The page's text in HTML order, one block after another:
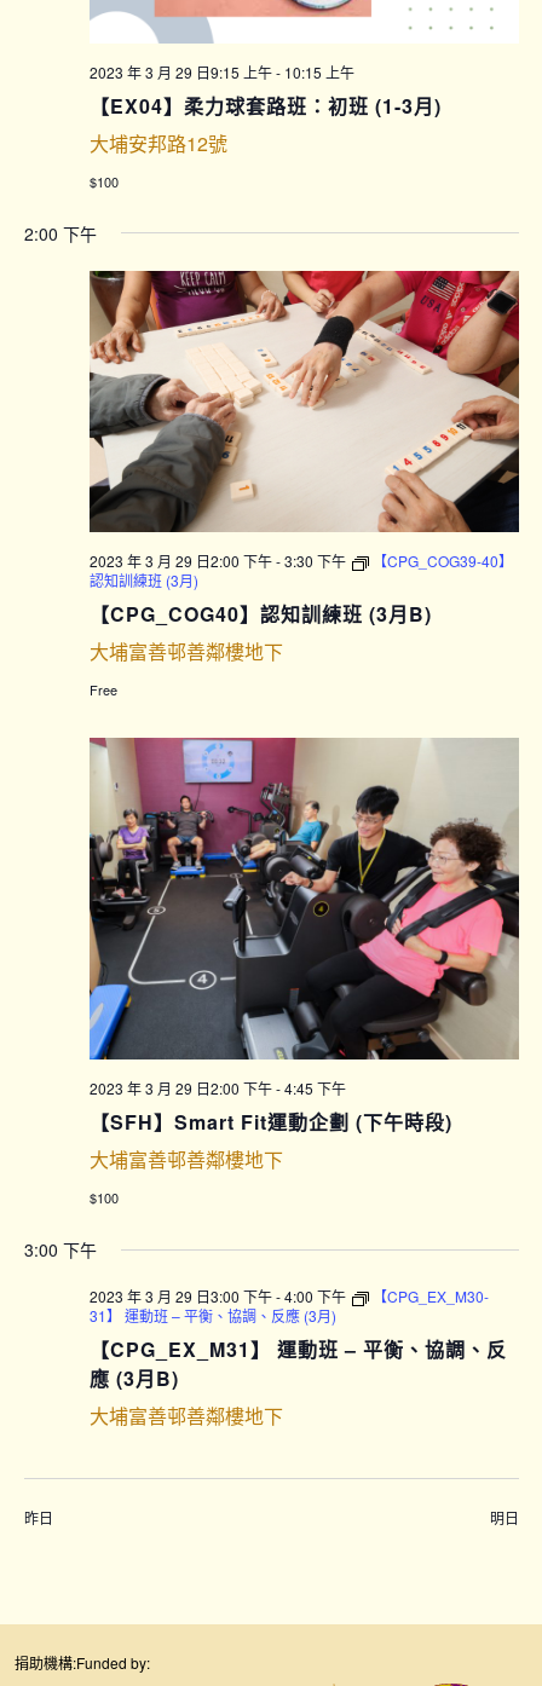
2023 年 3 月 29 日9:15 上午- 10:15 上午
【EX04】柔力球套路班：初班 (1-3月)
大埔安邦路12號
$100
2:00 下午
2023 年 3 月 29 日2:00 下午-3:30 下午
【CPG_COG39-40】
認知訓練班 (3月)
【CPG_COG40】認知訓練班 (3月B)
大埔富善邨善鄰樓地下
Free
2023 年 3 月 29 日2:00 下午-4:45 下午
【SFH】Smart Fit運動企劃 (下午時段)
大埔富善邨善鄰樓地下
$100
3:00 下午
2023 年 3 月 29 日3:00 下午-4:00 下午
【CPG_EX_M30-
31】 運動班 – 平衡、協調、反應 (3月)
【CPG_EX_M31】 運動班 – 平衡、協調、反
應 (3月B)
大埔富善邨善鄰樓地下
昨日 明日
捐助機構:Funded by: